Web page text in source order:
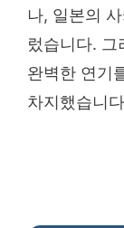
나, 일본의
렀습니다. 그
완벽한 연기
차지했습니